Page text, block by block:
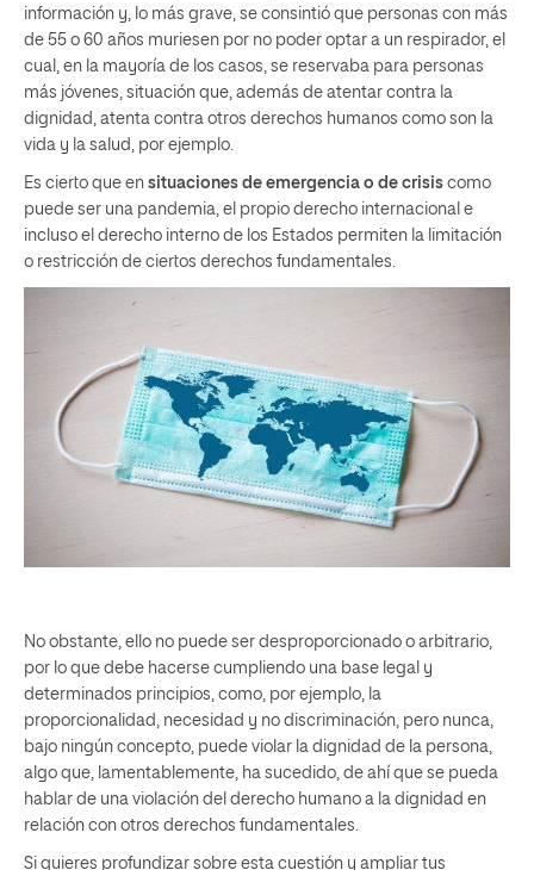
información y, lo más grave, se consintió que personas con más
de 55 o 60 años muriesen por no poder optar a un respirador, el
cual, en la mayoría de los casos, se reservaba para personas
más jóvenes, situación que, además de atentar contra la
dignidad, atenta contra otros derechos humanos como son la
vida y la salud, por ejemplo.
Es cierto que en situaciones de emergencia o de crisis como
puede ser una pandemia, el propio derecho internacional e
incluso el derecho interno de los Estados permiten la limitación
o restricción de ciertos derechos fundamentales.
No obstante, ello no puede ser desproporcionado o arbitrario,
por lo que debe hacerse cumpliendo una base legal y
determinados principios, como, por ejemplo, la
proporcionalidad, necesidad y no discriminación, pero nunca,
bajo ningún concepto, puede violar la dignidad de la persona,
algo que, lamentablemente, ha sucedido, de ahí que se pueda
hablar de una violación del derecho humano a la dignidad en
relación con otros derechos fundamentales.
Si quieres profundizar sobre esta cuestión y ampliar tus